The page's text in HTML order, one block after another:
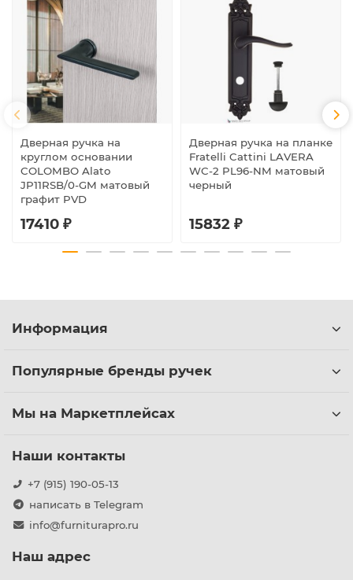
Дверная ручка на
круглом основании
COLOMBO Alato
JP11RSB/0-GM матовый
графит PVD
17410 ₽
Дверная ручка на планке
Fratelli Cattini LAVERA
WC-2 PL96-NM матовый
черный
15832 ₽
Информация
Популярные бренды ручек
Мы на Маркетплейсах
Наши контакты
+7 (915) 190-05-13
написать в Telegram
info@furniturapro.ru
Наш адрес